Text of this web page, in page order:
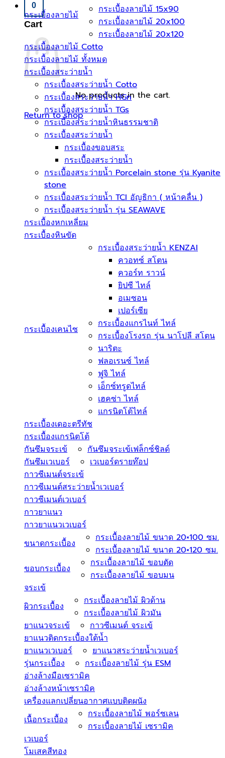
0
Cart
No products in the cart.
Return to shop
กระเบื้องลายไม้
กระเบื้องลายไม้ 15x90
กระเบื้องลายไม้ 20x100
กระเบื้องลายไม้ 20x120
กระเบื้องลายไม้ Cotto
กระเบื้องลายไม้ ทั้งหมด
กระเบื้องสระว่ายน้ำ
กระเบื้องสระว่ายน้ำ Cotto
กระเบื้องสระว่ายน้ำ HGn
กระเบื้องสระว่ายน้ำ TGs
กระเบื้องสระว่ายน้ำหินธรรมชาติ
กระเบื้องสระว่ายนํ้า
กระเบื้องขอบสระ
กระเบื้องสระว่ายนํ้า
กระเบื้องสระว่ายนํ้า Porcelain stone รุ่น Kyanite
stone
กระเบื้องสระว่ายนํ้า TCI อัญธิกา ( หน้าคลื่น )
กระเบื้องสระว่ายนํ้า รุ่น SEAWAVE
กระเบื้องหกเหลี่ยม
กระเบื้องหินขัด
กระเบื้องเคนไซ
กระเบื้องสระว่ายน้ำ KENZAI
ควอทซ์ สโตน
ควอร์ท ราวน์
ยิปซี ไทล์
อเมซอน
เปอร์เซีย
กระเบื้องแกรไนท์ ไทล์
กระเบื้องโรงรถ รุ่น นาโปลี สโตน
นาริตะ
ฟลอเรนซ์ ไทล์
ฟูจิ ไทล์
เอ็กซ์ทรูดไทล์
เฮคซ่า ไทล์
แกรนิตโต้ไทล์
กระเบื้องเดอะตรีทัช
กระเบื้องแกรนิตโต้
กันซึมจระเข้
กันซึมจระเข้เฟล็กซ์ชิลด์
กันซึมเวเบอร์
เวเบอร์ดรายท๊อป
กาวซีเมนต์จระเข้
กาวซีเมนต์สระว่ายนํ้าเวเบอร์
กาวซีเมนต์เวเบอร์
กาวยาแนว
กาวยาแนวเวเบอร์
ขนาดกระเบื้อง
กระเบื้องลายไม้ ขนาด 20×100 ซม.
กระเบื้องลายไม้ ขนาด 20×120 ซม.
ขอบกระเบื้อง
กระเบื้องลายไม้ ขอบตัด
กระเบื้องลายไม้ ขอบมน
จระเข้
ผิวกระเบื้อง
กระเบื้องลายไม้ ผิวด้าน
กระเบื้องลายไม้ ผิวมัน
ยาแนวจระเข้
กาวซีเมนต์ จระเข้
ยาแนวติดกระเบื้องใต้น้ำ
ยาแนวเวเบอร์
ยาแนวสระว่ายน้ำเวเบอร์
รุ่นกระเบื้อง
กระเบื้องลายไม้ รุ่น ESM
อ่างล้างมือเซรามิค
อ่างล้างหน้าเซรามิค
เครื่องแลกเปลี่ยนอากาศแบบติดผนัง
เนื้อกระเบื้อง
กระเบื้องลายไม้ พอร์ซเลน
กระเบื้องลายไม้ เซรามิค
เวเบอร์
โมเสคสีทอง